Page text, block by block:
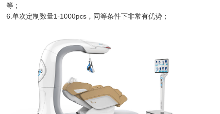
等；
6.单次定制数量1-1000pcs，同等条件下非常有优势；